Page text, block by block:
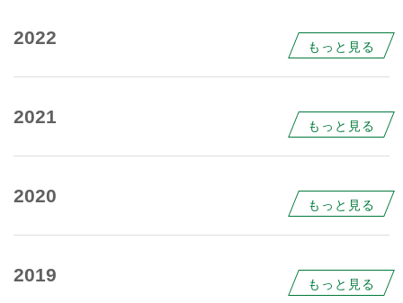
2022 もっと見る
2021 もっと見る
2020 もっと見る
2019 もっと見る